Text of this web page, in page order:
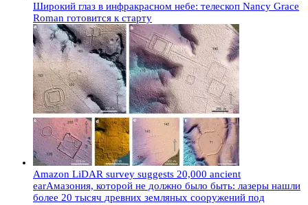
Широкий глаз в инфракрасном небе: телескоп Nancy Grace
Roman готовится к старту
Amazon LiDAR survey suggests 20,000 ancient
earАмазония, которой не должно было быть: лазеры нашли
более 20 тысяч древних земляных сооружений под